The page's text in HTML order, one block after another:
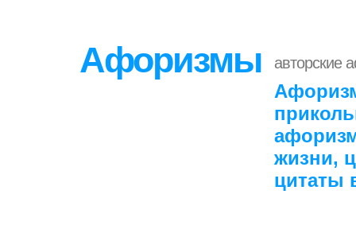
Афоризмы авторские
жизни,
цитаты